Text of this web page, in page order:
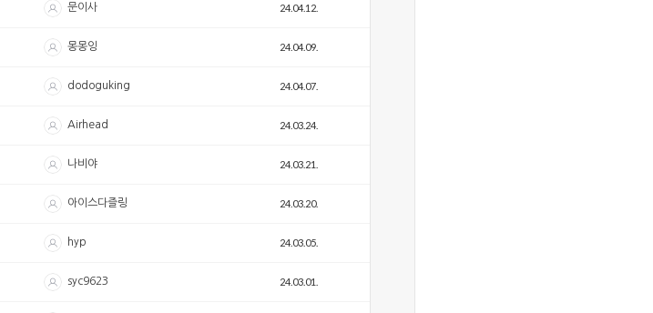
문이사 24.04.12.
몽몽잉 24.04.09.
dodoguking 24.04.07.
Airhead 24.03.24.
나비야 24.03.21.
아이스다즐링 24.03.20.
hyp 24.03.05.
syc9623 24.03.01.